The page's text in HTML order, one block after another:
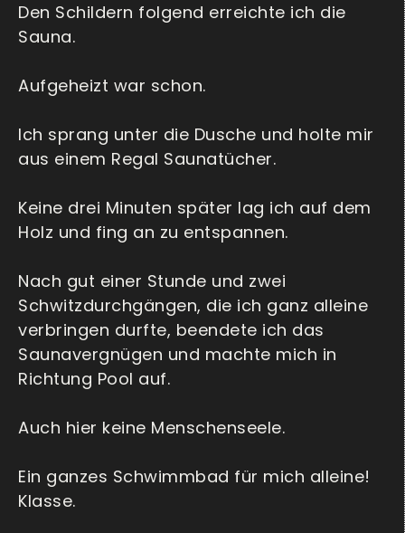
Den Schildern folgend erreichte ich die
Sauna.
Aufgeheizt war schon.
Ich sprang unter die Dusche und holte mir
aus einem Regal Saunatücher.
Keine drei Minuten später lag ich auf dem
Holz und fing an zu entspannen.
Nach gut einer Stunde und zwei
Schwitzdurchgängen, die ich ganz alleine
verbringen durfte, beendete ich das
Saunavergnügen und machte mich in
Richtung Pool auf.
Auch hier keine Menschenseele.
Ein ganzes Schwimmbad für mich alleine!
Klasse.